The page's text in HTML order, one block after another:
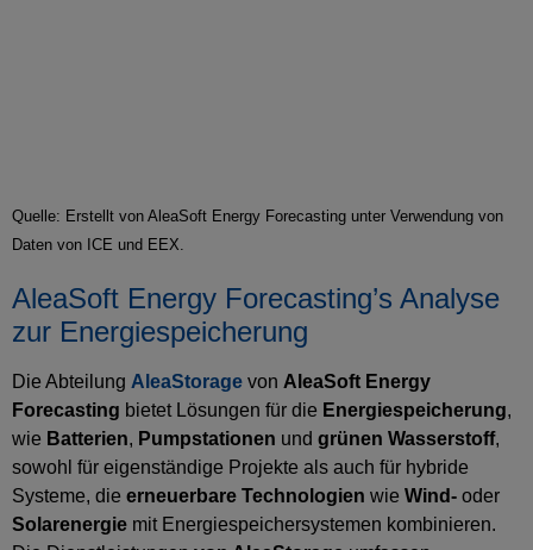
Quelle: Erstellt von AleaSoft Energy Forecasting unter Verwendung von
Daten von ICE und EEX.
AleaSoft Energy Forecasting’s Analyse
zur Energiespeicherung
Die Abteilung AleaStorage von AleaSoft Energy
Forecasting bietet Lösungen für die Energiespeicherung,
wie Batterien, Pumpstationen und grünen Wasserstoff,
sowohl für eigenständige Projekte als auch für hybride
Systeme, die erneuerbare Technologien wie Wind- oder
Solarenergie mit Energiespeichersystemen kombinieren.